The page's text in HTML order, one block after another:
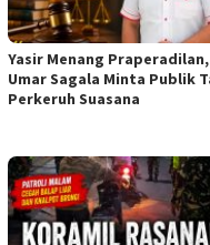
Yasir Menang Praperadilan,
Umar Sagala Minta Publik
Perkeruh Suasana